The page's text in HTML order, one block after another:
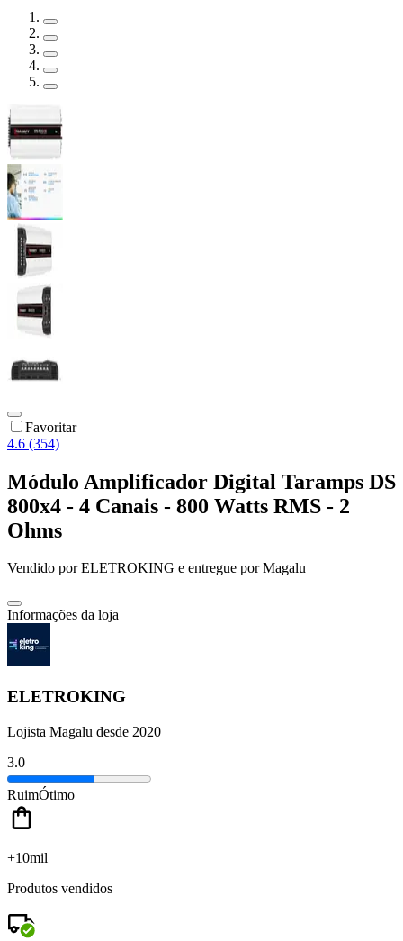
Favoritar
4.6 (354)
Módulo Amplificador Digital Taramps DS
800x4 - 4 Canais - 800 Watts RMS - 2
Ohms
Vendido porELETROKING e entregue por Magalu
Informações da loja
ELETROKING
Lojista Magalu desde 2020
3.0
RuimÓtimo
+10mil
Produtos vendidos